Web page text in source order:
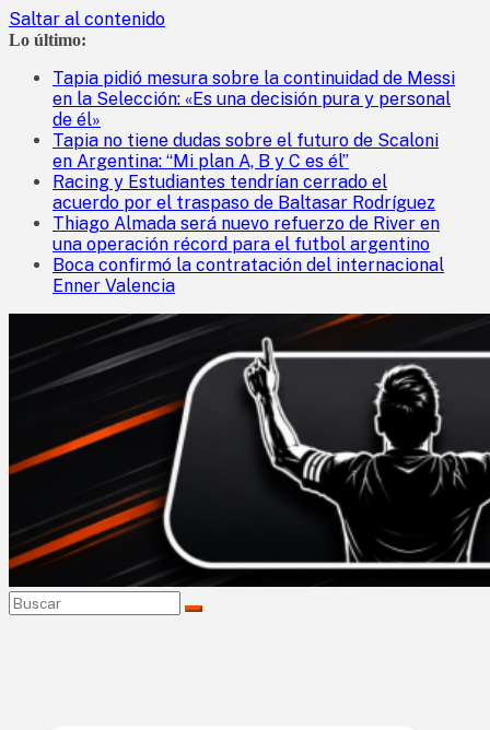
Saltar al contenido
Lo último:
Tapia pidió mesura sobre la continuidad de Messi
en la Selección: «Es una decisión pura y personal
de él»
Tapia no tiene dudas sobre el futuro de Scaloni
en Argentina: “Mi plan A, B y C es él”
Racing y Estudiantes tendrían cerrado el
acuerdo por el traspaso de Baltasar Rodríguez
Thiago Almada será nuevo refuerzo de River en
una operación récord para el futbol argentino
Boca confirmó la contratación del internacional
Enner Valencia